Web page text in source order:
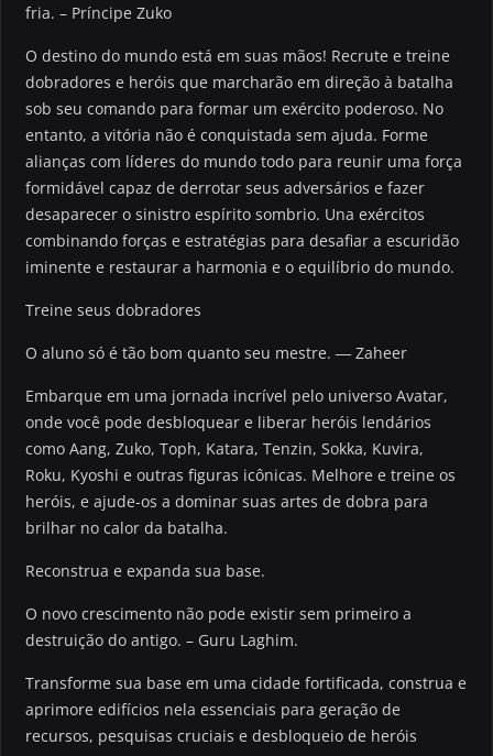
fria. – Príncipe Zuko
O destino do mundo está em suas mãos! Recrute e treine
dobradores e heróis que marcharão em direção à batalha
sob seu comando para formar um exército poderoso. No
entanto, a vitória não é conquistada sem ajuda. Forme
alianças com líderes do mundo todo para reunir uma força
formidável capaz de derrotar seus adversários e fazer
desaparecer o sinistro espírito sombrio. Una exércitos
combinando forças e estratégias para desafiar a escuridão
iminente e restaurar a harmonia e o equilíbrio do mundo.
Treine seus dobradores
O aluno só é tão bom quanto seu mestre. ― Zaheer
Embarque em uma jornada incrível pelo universo Avatar,
onde você pode desbloquear e liberar heróis lendários
como Aang, Zuko, Toph, Katara, Tenzin, Sokka, Kuvira,
Roku, Kyoshi e outras figuras icônicas. Melhore e treine os
heróis, e ajude-os a dominar suas artes de dobra para
brilhar no calor da batalha.
Reconstrua e expanda sua base.
O novo crescimento não pode existir sem primeiro a
destruição do antigo. – Guru Laghim.
Transforme sua base em uma cidade fortificada, construa e
aprimore edifícios nela essenciais para geração de
recursos, pesquisas cruciais e desbloqueio de heróis